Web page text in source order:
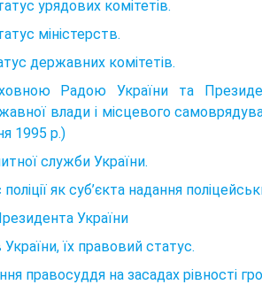
урядових комітетів.
міністерств.
державних комітетів.
Радою України та
влади і місцевого
1995 p.)
служби України.
як суб’єкта надання
України
їх правовий статус.
правосуддя на засадах рівності